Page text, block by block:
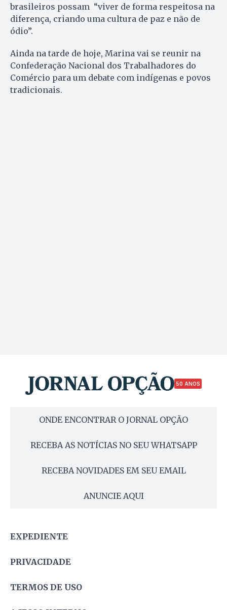
brasileiros possam “viver de forma respeitosa na
diferença, criando uma cultura de paz e não de
ódio”.
Ainda na tarde de hoje, Marina vai se reunir na
Confederação Nacional dos Trabalhadores do
Comércio para um debate com indígenas e povos
tradicionais.
50 ANOS
ONDE ENCONTRAR O JORNAL OPÇÃO
RECEBA AS NOTÍCIAS NO SEU WHATSAPP
RECEBA NOVIDADES EM SEU EMAIL
ANUNCIE AQUI
EXPEDIENTE
PRIVACIDADE
TERMOS DE USO